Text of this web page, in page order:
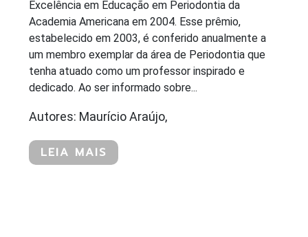
Excelência em Educação em Periodontia da
Academia Americana em 2004. Esse prêmio,
estabelecido em 2003, é conferido anualmente a
um membro exemplar da área de Periodontia que
tenha atuado como um professor inspirado e
dedicado. Ao ser informado sobre...
Autores: Maurício Araújo,
LEIA MAIS